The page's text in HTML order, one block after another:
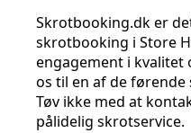
Skrotbooking.dk er
skrotbooking i Store
engagement i
os til en af de
Tøv ikke med at
pålidelig skrotservice.